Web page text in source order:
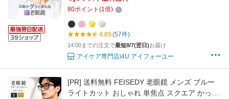
グラス ブルーライトカット 超軽量 軽い ケース
付き I4U-R1001 2001 eyeforyou アイフォーユ
ー
80ポイント (1倍)
4.65(57件)
14:00までの注文で最短8/7(翌日)お届け
アイケア専門店i4U アイフォーユー
[PR] 送料無料 FEISEDY 老眼鏡 メンズ ブルー
ライトカット おしゃれ 単焦点 スクエア かっこ